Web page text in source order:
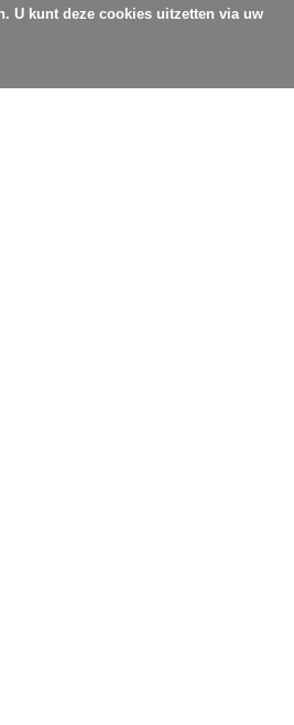
U kunt deze cookies uitzetten via uw